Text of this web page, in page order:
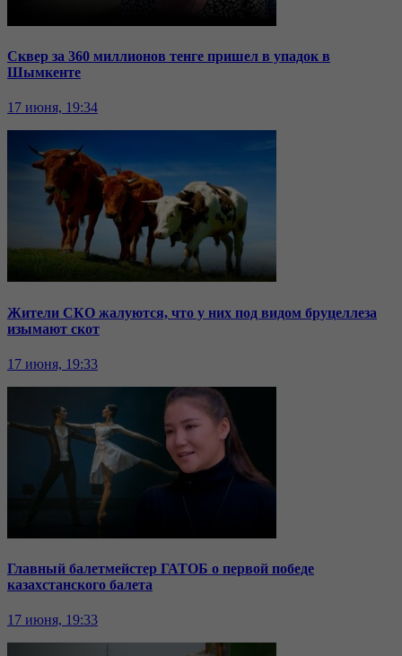
Сквер за 360 миллионов тенге пришел в упадок в
Шымкенте
17 июня, 19:34
Жители СКО жалуются, что у них под видом бруцеллеза
изымают скот
17 июня, 19:33
Главный балетмейстер ГАТОБ о первой победе
казахстанского балета
17 июня, 19:33